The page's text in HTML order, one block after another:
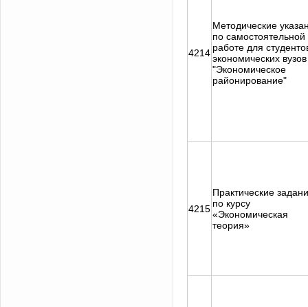
4214
Методические
по самостоятельной
работе для
экономических вузов
"Экономическое
районирование"
4215
Практические
по курсу
«Экономическая
теория»